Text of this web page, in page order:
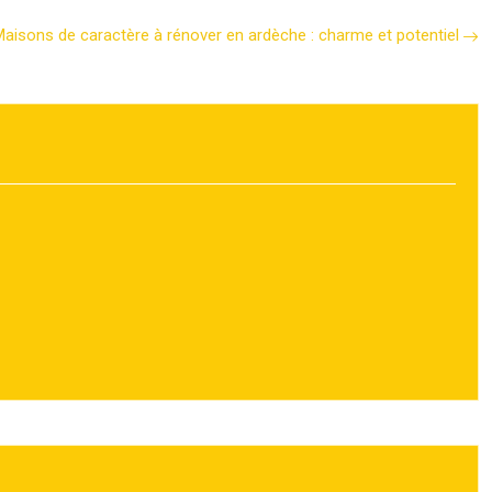
de caractère à rénover en ardèche : charme et potentiel